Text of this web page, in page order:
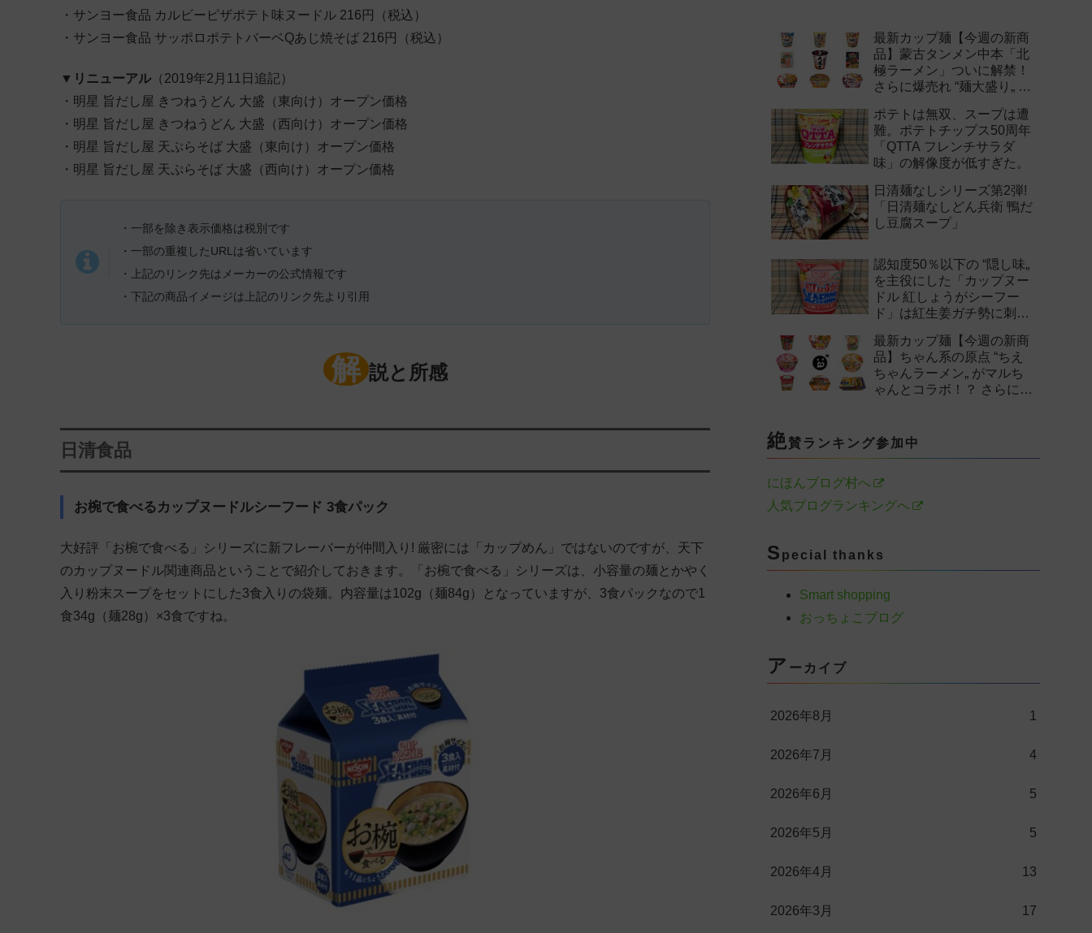
・サンヨー食品 カルビーピザポテト味ヌードル 216円（税込）
・サンヨー食品 サッポロポテトバーベQあじ焼そば 216円（税込）
▼ リニューアル（2019年2月11日追記）
・明星 旨だし屋 きつねうどん 大盛（東向け）オープン価格
・明星 旨だし屋 きつねうどん 大盛（西向け）オープン価格
・明星 旨だし屋 天ぷらそば 大盛（東向け）オープン価格
・明星 旨だし屋 天ぷらそば 大盛（西向け）オープン価格
・一部を除き表示価格は税別です
・一部の重複したURLは省いています
・上記のリンク先はメーカーの公式情報です
・下記の商品イメージは上記のリンク先より引用
解 説と所感
日清食品
お椀で食べるカップヌードルシーフード 3食パック
大好評「お椀で食べる」シリーズに新フレーバーが仲間入り! 厳密には「カップめん」ではないのですが、天下
のカップヌードル関連商品ということで紹介しておきます。「お椀で食べる」シリーズは、小容量の麺とかやく
入り粉末スープをセットにした3食入りの袋麺。内容量は102g（麺84g）となっていますが、3食パックなので1
食34g（麺28g）×3食ですね。
最新カップ麺【今週の新商
品】蒙古タンメン中本「北
極ラーメン」ついに解禁！
さらに爆売れ “麺大盛り„ シ
作まとめ！
ポテトは無双、スープは遭
難。ポテトチップス50周年
「QTTA フレンチサラダ
味」の解像度が低すぎた。
日清麺なしシリーズ第2弾!
「日清麺なしどん兵衛 鴨だ
し豆腐スープ」
認知度50％以下の “隠し味„
を主役にした「カップヌー
ドル 紅しょうがシーフー
ド」は紅生姜ガチ勢に刺さ
最新カップ麺【今週の新商
品】ちゃん系の原点 “ちえ
ちゃんラーメン„ がマルち
ゃんとコラボ！？ さらに
絶賛ランキング参加中
にほんブログ村へ
人気ブログランキングへ
S pecial thanks
Smart shopping
おっちょこブログ
ア ーカイブ
2026年8月 1
2026年7月 4
2026年6月 5
2026年5月 5
2026年4月 13
2026年3月 17